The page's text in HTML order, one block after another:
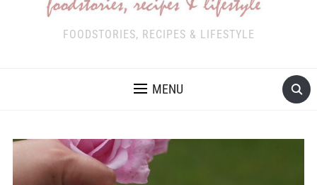
FOODSTORIES, RECIPES & LIFESTYLE
MENU